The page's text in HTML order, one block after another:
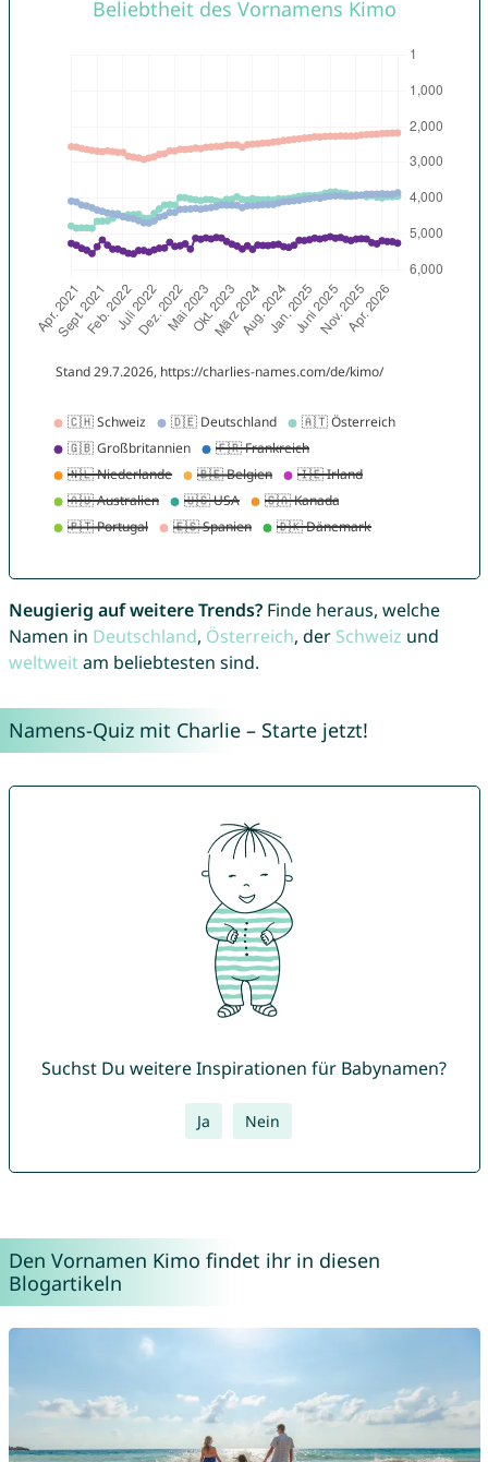
Neugierig auf weitere Trends?Finde heraus, welche
Namen in Deutschland, Österreich, der Schweiz und
weltweitam beliebtesten sind.
Namens-Quiz mit Charlie – Starte jetzt!
Suchst Du weitere Inspirationen für Babynamen?
Ja Nein
Den Vornamen Kimo findet ihr in diesen
Blogartikeln